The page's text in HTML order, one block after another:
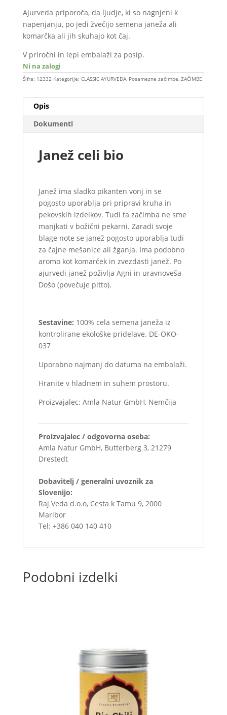
Ajurveda priporoča, da ljudje, ki so nagnjeni k
napenjanju, po jedi žvečijo semena janeža ali
komarčka ali jih skuhajo kot čaj.
V priročni in lepi embalaži za posip.
Ni na zalogi
Šifra: 12332 Kategorije: CLASSIC AYURVEDA, Posamezne začimbe, ZAČIMBE
Opis
Dokumenti
Janež celi bio
Janež ima sladko pikanten vonj in se
pogosto uporablja pri pripravi kruha in
pekovskih izdelkov. Tudi ta začimba ne sme
manjkati v božični pekarni. Zaradi svoje
blage note se janež pogosto uporablja tudi
za čajne mešanice ali žganja. Ima podobno
aromo kot komarček in zvezdasti janež. Po
ajurvedi janež poživlja Agni in uravnoveša
Došo (povečuje pitto).
Sestavine: 100% cela semena janeža iz
kontrolirane ekološke pridelave. DE-ÖKO-
037
Uporabno najmanj do datuma na embalaži.
Hranite v hladnem in suhem prostoru.
Proizvajalec: Amla Natur GmbH, Nemčija
Proizvajalec / odgovorna oseba:
Amla Natur GmbH, Butterberg 3, 21279
Drestedt
Dobavitelj / generalni uvoznik za
Slovenijo:
Raj Veda d.o.o, Cesta k Tamu 9, 2000
Maribor
Tel: +386 040 140 410
Podobni izdelki